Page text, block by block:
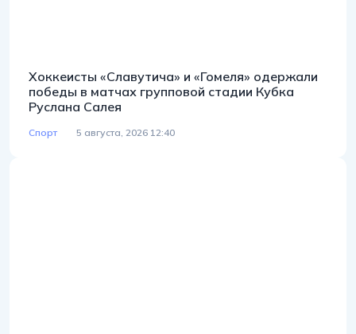
Хоккеисты «Славутича» и «Гомеля» одержали
победы в матчах групповой стадии Кубка
Руслана Салея
Спорт 5 августа, 2026 12:40